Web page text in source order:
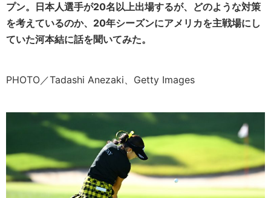
プン。日本人選手が20名以上出場するが、どのような対策
を考えているのか、20年シーズンにアメリカを主戦場にし
ていた河本結に話を聞いてみた。
PHOTO／Tadashi Anezaki、Getty Images